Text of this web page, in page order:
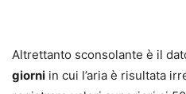
Altrettanto sconsolante è il
giorni in cui l’aria è risultata